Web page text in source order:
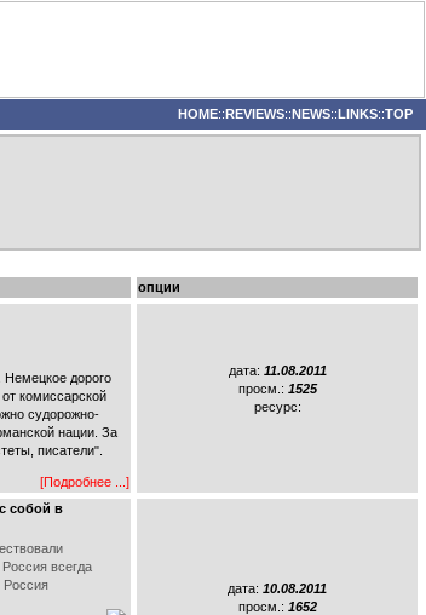
HOME::REVIEWS::NEWS::LINKS::TOP
опции
Немецкое дорого
комиссарской
судорожно-
нации. За
писатели".
[Подробнее ...]
дата: 11.08.2011
просм.: 1525
ресурс:
собой в
всегда
Россия
дата: 10.08.2011
просм.: 1652